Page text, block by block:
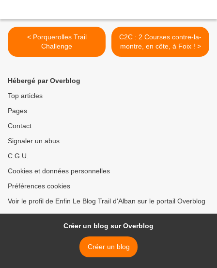
< Porquerolles Trail
Challenge
C2C : 2 Courses contre-la-
montre, en côte, à Foix ! >
Hébergé par Overblog
Top articles
Pages
Contact
Signaler un abus
C.G.U.
Cookies et données personnelles
Préférences cookies
Voir le profil de Enfin Le Blog Trail d'Alban sur le portail Overblog
Créer un blog sur Overblog
Créer un blog